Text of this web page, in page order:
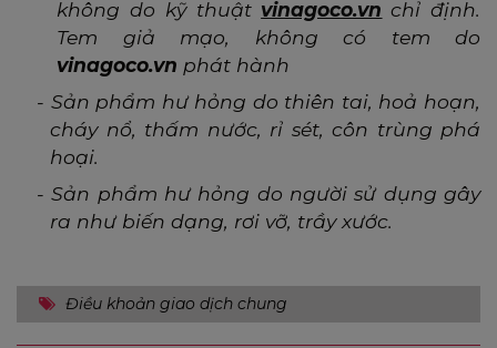
không do kỹ thuật vinagoco.vn chỉ định.
Tem giả mạo, không có tem do
vinagoco.vn phát hành
- Sản phẩm hư hỏng do thiên tai, hoả hoạn,
cháy nổ, thấm nước, rỉ sét, côn trùng phá
hoại.
- Sản phẩm hư hỏng do người sử dụng gây
ra như biến dạng, rơi vỡ, trầy xước.
Điều khoản giao dịch chung